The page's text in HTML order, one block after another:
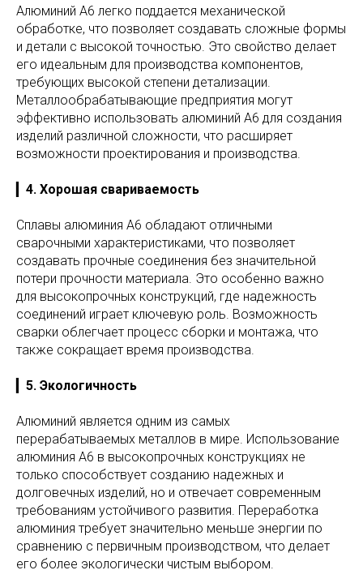
Алюминий А6 легко поддается механической
обработке, что позволяет создавать сложные формы
и детали с высокой точностью. Это свойство делает
его идеальным для производства компонентов,
требующих высокой степени детализации.
Металлообрабатывающие предприятия могут
эффективно использовать алюминий А6 для создания
изделий различной сложности, что расширяет
возможности проектирования и производства.
4. Хорошая свариваемость
Сплавы алюминия А6 обладают отличными
сварочными характеристиками, что позволяет
создавать прочные соединения без значительной
потери прочности материала. Это особенно важно
для высокопрочных конструкций, где надежность
соединений играет ключевую роль. Возможность
сварки облегчает процесс сборки и монтажа, что
также сокращает время производства.
5. Экологичность
Алюминий является одним из самых
перерабатываемых металлов в мире. Использование
алюминия А6 в высокопрочных конструкциях не
только способствует созданию надежных и
долговечных изделий, но и отвечает современным
требованиям устойчивого развития. Переработка
алюминия требует значительно меньше энергии по
сравнению с первичным производством, что делает
его более экологически чистым выбором.